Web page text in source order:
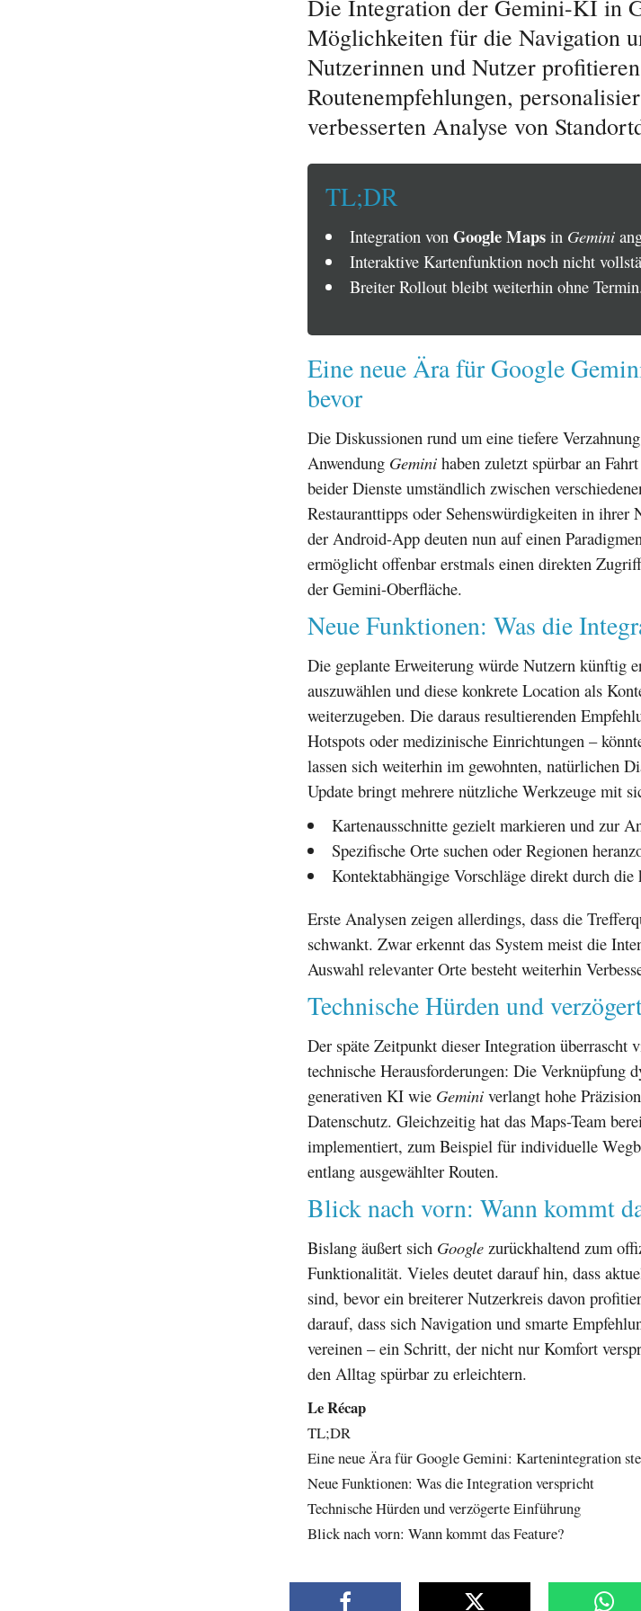
Die Integration der Gemini-KI in
Möglichkeiten für die Navigation
Nutzerinnen und Nutzer
Routenempfehlungen,
verbesserten Analyse von
TL;DR
Integration von Google Mapsin Gemini
Interaktive Kartenfunktion noch nicht
Breiter Rollout bleibt weiterhin ohne
Eine neue Ära für Google
bevor
Die Diskussionen rund um eine tiefere
Anwendung Gemini haben zuletzt spürbar an
beider Dienste umständlich zwischen
Restauranttipps oder Sehenswürdigkeiten in ihrer
der Android-App deuten nun auf einen
ermöglicht offenbar erstmals einen direkten
der Gemini-Oberfläche.
Neue Funktionen: Was die
Die geplante Erweiterung würde Nutzern künftig
auszuwählen und diese konkrete Location als
weiterzugeben. Die daraus resultierenden
Hotspots oder medizinische Einrichtungen –
lassen sich weiterhin im gewohnten, natürlichen
Update bringt mehrere nützliche Werkzeuge mit
Kartenausschnitte gezielt markieren und zur
Spezifische Orte suchen oder Regionen
Kontektabhängige Vorschläge direkt durch
Erste Analysen zeigen allerdings, dass die
schwankt. Zwar erkennt das System meist die
Auswahl relevanter Orte besteht weiterhin
Technische Hürden und
Der späte Zeitpunkt dieser Integration überrascht
technische Herausforderungen: Die Verknüpfung
generativen KI wie Gemini verlangt hohe
Datenschutz. Gleichzeitig hat das Maps-Team
implementiert, zum Beispiel für individuelle
entlang ausgewählter Routen.
Blick nach vorn: Wann kommt
Bislang äußert sich Google zurückhaltend zum
Funktionalität. Vieles deutet darauf hin, dass
sind, bevor ein breiterer Nutzerkreis davon
darauf, dass sich Navigation und smarte
vereinen – ein Schritt, der nicht nur Komfort
den Alltag spürbar zu erleichtern.
Le Récap
TL;DR
Eine neue Ära für Google Gemini: Kartenintegration
Neue Funktionen: Was die Integration verspricht
Technische Hürden und verzögerte Einführung
Blick nach vorn: Wann kommt das Feature?